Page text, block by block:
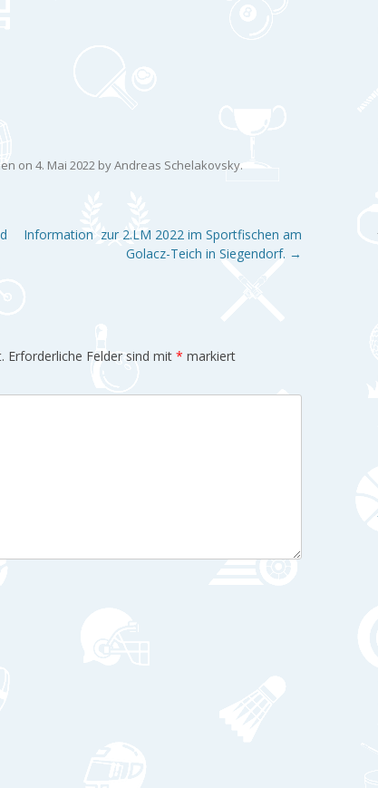
on 4. Mai 2022 byAndreas Schelakovsky.
Information zur 2.LM 2022 im Sportfischen am
Golacz-Teich in Siegendorf. →
Erforderliche Felder sind mit * markiert